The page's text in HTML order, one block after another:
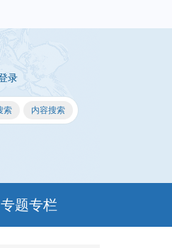
录
专题专栏